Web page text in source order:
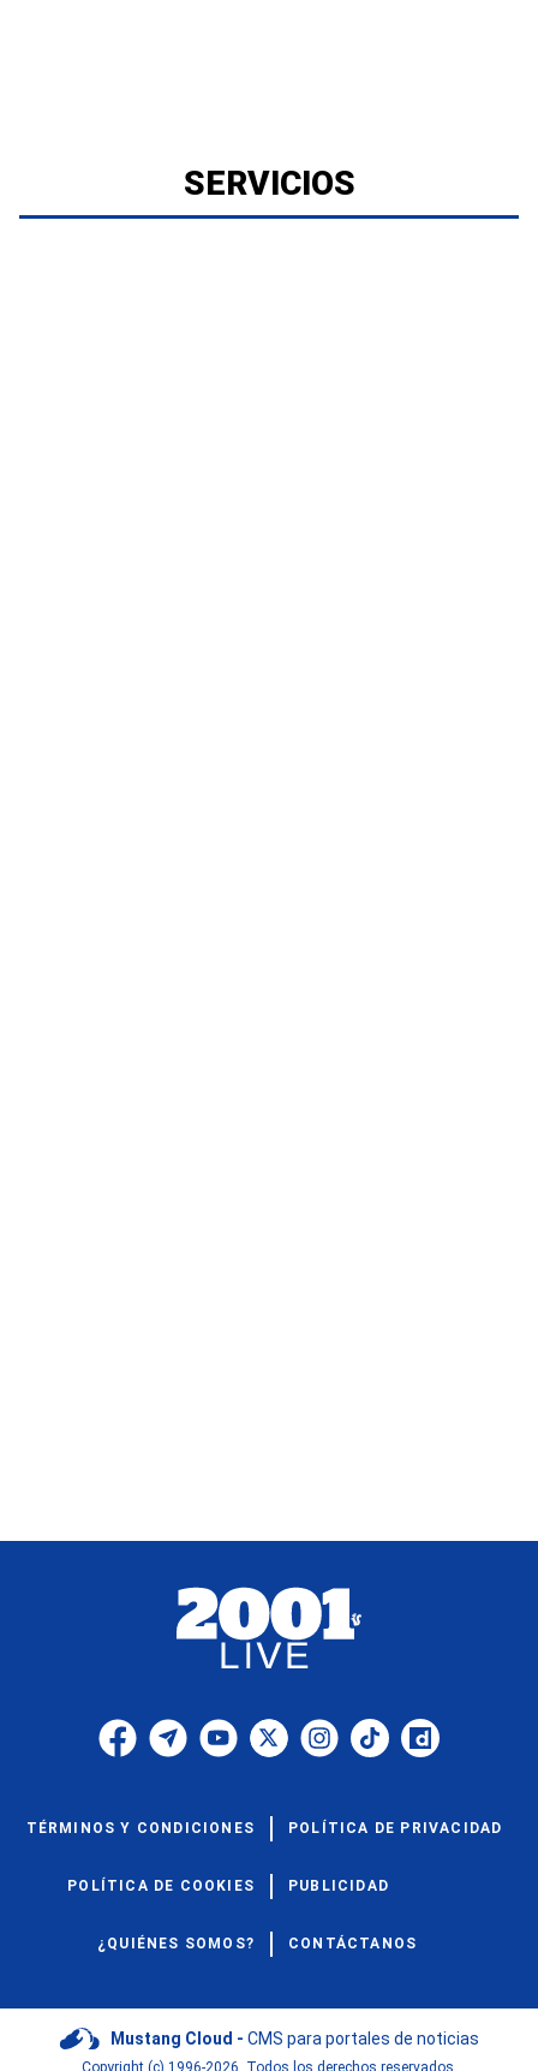
SERVICIOS
TÉRMINOS Y CONDICIONES POLÍTICA DE PRIVACIDAD
POLÍTICA DE COOKIES PUBLICIDAD
¿QUIÉNES SOMOS? CONTÁCTANOS
Mustang Cloud - CMS para portales de noticias